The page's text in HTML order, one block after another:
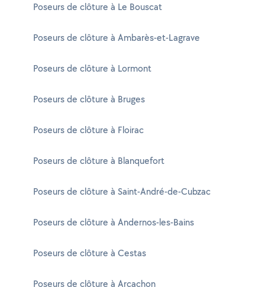
Poseurs de clôture à Le Bouscat
Poseurs de clôture à Ambarès-et-Lagrave
Poseurs de clôture à Lormont
Poseurs de clôture à Bruges
Poseurs de clôture à Floirac
Poseurs de clôture à Blanquefort
Poseurs de clôture à Saint-André-de-Cubzac
Poseurs de clôture à Andernos-les-Bains
Poseurs de clôture à Cestas
Poseurs de clôture à Arcachon